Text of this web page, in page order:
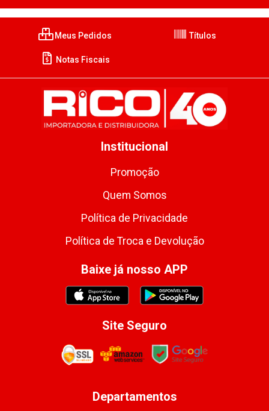
Meus Pedidos Títulos
Notas Fiscais
Institucional
Promoção
Quem Somos
Política de Privacidade
Política de Troca e Devolução
Baixe já nosso APP
Site Seguro
Departamentos